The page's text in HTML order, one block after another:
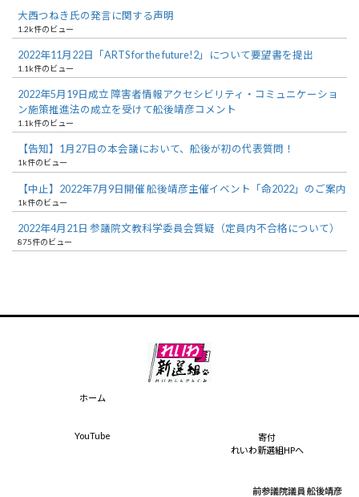
大西つねき氏の発言に関する声明
1.2k件のビュー
2022年11月22日「ARTS for the future!2」について要望書を提出
1.1k件のビュー
2022年5月19日成立 障害者情報アクセシビリティ・コミュニケーショ
ン施策推進法の成立を受けて舩後靖彦コメント
1.1k件のビュー
【告知】1月27日の本会議において、舩後が初の代表質問！
1k件のビュー
【中止】2022年7月9日開催 舩後靖彦主催イベント「命2022」のご案内
1k件のビュー
2022年4月21日 参議院文教科学委員会質疑（定員内不合格について）
875件のビュー
ホーム
YouTube
寄付
れいわ新選組HPへ
前参議院議員 舩後靖彦